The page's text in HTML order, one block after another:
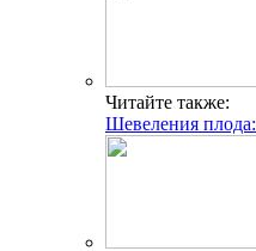
Читайте также:
Шевеления